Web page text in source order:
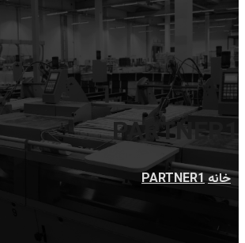
PARTNER1
خانهPARTNER1